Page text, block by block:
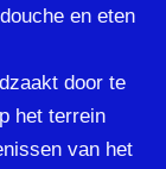
en eten
door te
het terrein
van het